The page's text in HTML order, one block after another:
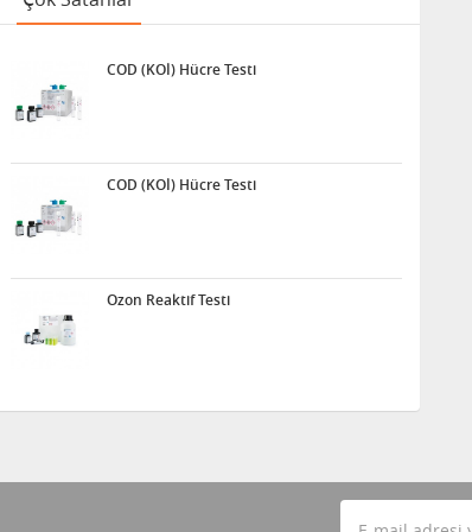
COD (KOİ) Hücre Testi
COD (KOİ) Hücre Testi
Ozon Reaktif Testi